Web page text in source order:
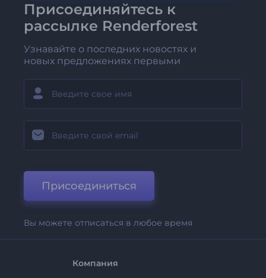
Присоединяйтесь к
рассылке Renderforest
Узнавайте о последних новостях и
новых предложениях первыми
Присоединиться
Вы можете отписаться в любое время
Компания